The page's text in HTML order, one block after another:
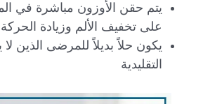
يتم حقن الأوزون مباشرة في
على تخفيف الألم وزيادة الحركة
يكون حلاً بديلاً للمرضى الذين
التقليدية